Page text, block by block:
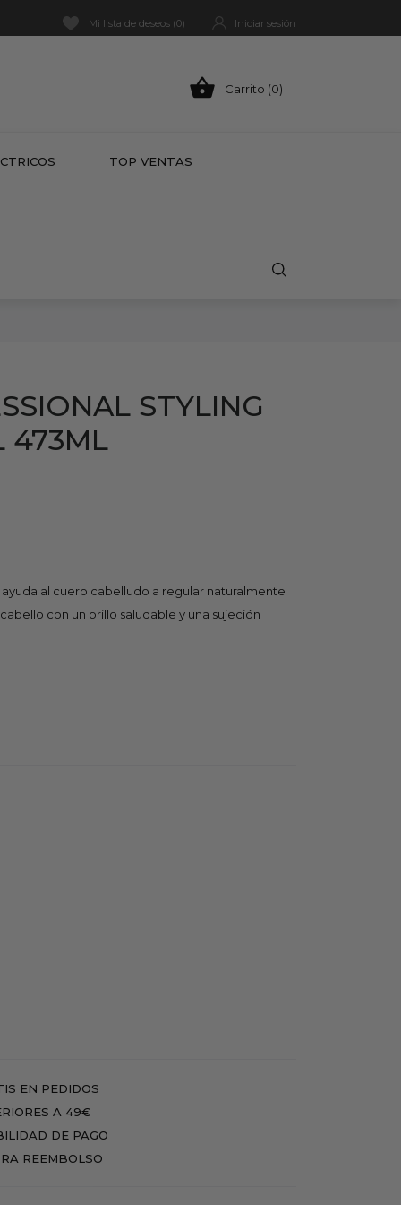
Mi lista de deseos (0) Iniciar sesión
 Carrito (0)
TOP VENTAS
STYLING
473ML
al cuero cabelludo a regular naturalmente
con un brillo saludable y una sujeción
EN PEDIDOS
A 49€
DE PAGO
REEMBOLSO